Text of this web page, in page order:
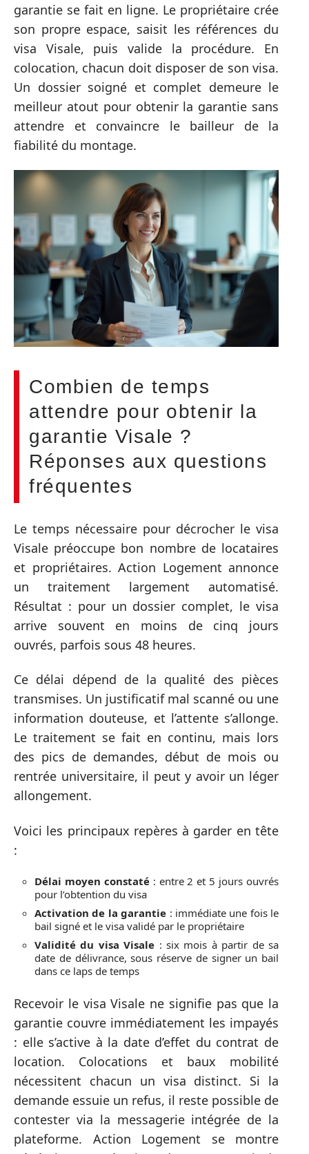
garantie se fait en ligne. Le propriétaire crée
son propre espace, saisit les références du
visa Visale, puis valide la procédure. En
colocation, chacun doit disposer de son visa.
Un dossier soigné et complet demeure le
meilleur atout pour obtenir la garantie sans
attendre et convaincre le bailleur de la
fiabilité du montage.
Combien de temps
attendre pour obtenir la
garantie Visale ?
Réponses aux questions
fréquentes
Le temps nécessaire pour décrocher le visa
Visale préoccupe bon nombre de locataires
et propriétaires. Action Logement annonce
un traitement largement automatisé.
Résultat : pour un dossier complet, le visa
arrive souvent en moins de cinq jours
ouvrés, parfois sous 48 heures.
Ce délai dépend de la qualité des pièces
transmises. Un justificatif mal scanné ou une
information douteuse, et l’attente s’allonge.
Le traitement se fait en continu, mais lors
des pics de demandes, début de mois ou
rentrée universitaire, il peut y avoir un léger
allongement.
Voici les principaux repères à garder en tête
:
Délai moyen constaté: entre 2 et 5 jours ouvrés
pour l’obtention du visa
Activation de la garantie : immédiate une fois le
bail signé et le visa validé par le propriétaire
Validité du visa Visale : six mois à partir de sa
date de délivrance, sous réserve de signer un bail
dans ce laps de temps
Recevoir le visa Visale ne signifie pas que la
garantie couvre immédiatement les impayés
: elle s’active à la date d’effet du contrat de
location. Colocations et baux mobilité
nécessitent chacun un visa distinct. Si la
demande essuie un refus, il reste possible de
contester via la messagerie intégrée de la
plateforme. Action Logement se montre